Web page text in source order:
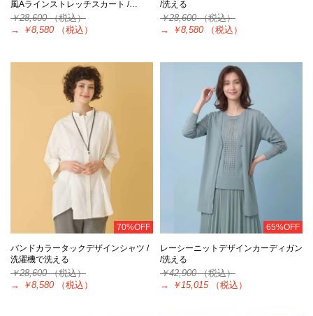
風Aラインストレッチスカート /…
￥28,600（税込）
→
￥8,580 （税込）
/洗える
￥28,600（税込）
→
￥8,580 （税込）
70%OFF
バンドカラータックデザインシャツ /
洗濯機で洗える
￥28,600（税込）
→
￥8,580 （税込）
65%OFF
レーシーニットデザインカーディガン
/洗える
￥42,900（税込）
→
￥15,015 （税込）